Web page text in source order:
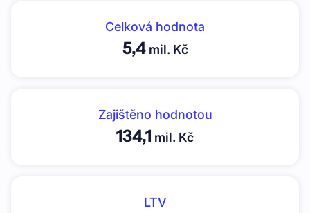
Celková hodnota
5,4mil. Kč
Zajištěno hodnotou
134,1 mil. Kč
LTV